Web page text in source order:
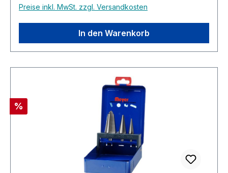
Preise inkl. MwSt. zzgl. Versandkosten
In den Warenkorb
Rabatt
%